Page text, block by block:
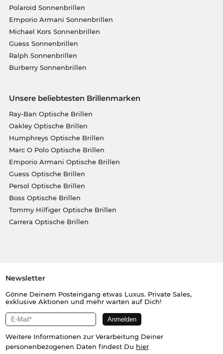
Polaroid Sonnenbrillen
Emporio Armani Sonnenbrillen
Michael Kors Sonnenbrillen
Guess Sonnenbrillen
Ralph Sonnenbrillen
Burberry Sonnenbrillen
Unsere beliebtesten Brillenmarken
Ray-Ban Optische Brillen
Oakley Optische Brillen
Humphreys Optische Brillen
Marc O Polo Optische Brillen
Emporio Armani Optische Brillen
Guess Optische Brillen
Persol Optische Brillen
Boss Optische Brillen
Tommy Hilfiger Optische Brillen
Carrera Optische Brillen
Newsletter
Gönne Deinem Posteingang etwas Luxus. Private Sales,
exklusive Aktionen und mehr warten auf Dich!
Weitere Informationen zur Verarbeitung Deiner
personenbezogenen Daten findest Du hier